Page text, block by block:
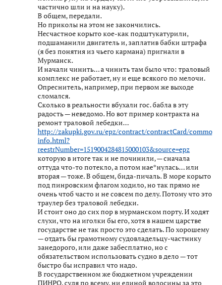
частично шли и на науку).
В общем, передали.
Но приколы на этом не закончились.
Несчастное корыто кое-как подштукатурили,
подшаманили двигатель и, заплатив бабки штрафа
(я без понятия из чьего кармана) пригнали в
Мурманск.
И начали чинить… а чинить там было что: траловый
комплекс не работает, ну и еще всякого по мелочи.
Опреснитель, например, при первом же выходе
сломался.
Сколько в реальности вбухали гос. бабла в эту
радость — неведомо. Но вот пример контракта на
ремонт траловой лебедки…
http://zakupki.gov.ru/epz/contract/contractCard/common-
info.html?
reestrNumber=1519004284815000103&source=epz
которую в итоге так и не починили, — сначала
оттуда что-то потекло, а потом нае*нулась… или
вторая — тоже. В общем, бида-пичаль. В море корыто
под пинровским флагом ходило, но так прямо не
очень чтоб часто и не совсем по делу. Потому что это
траулер без траловой лебедки.
И стоит оно до сих пор в мурманском порту. И ходят
слухи, что на иголки бы его, хотя в нашем царстве
государстве не так просто это сделать. По хорошему
— отдать бы грамотному судовладельцу-частнику
занедорого, или даже забесплатно, но с
обязательством использовать судно в дело — тот
быстро бы исправил что надо.
В государственном же бюджетном учреждении
ПИНРО, судя по всему, ни единой волосины за это